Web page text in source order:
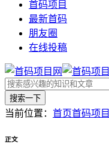
首码项目
最新首码
朋友圈
在线投稿
搜索一下
当前位置： 首页首码项目
正文